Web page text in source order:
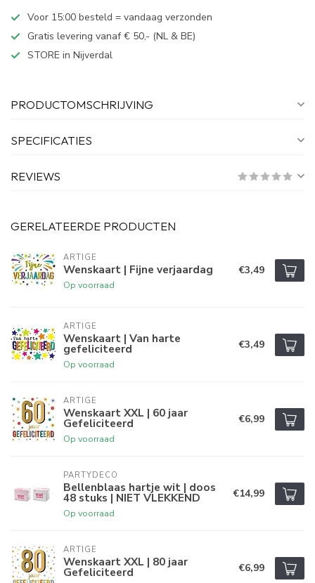
Voor 15:00 besteld = vandaag verzonden
Gratis levering vanaf € 50,- (NL & BE)
STORE in Nijverdal
PRODUCTOMSCHRIJVING
SPECIFICATIES
REVIEWS
GERELATEERDE PRODUCTEN
ARTIGE
Wenskaart | Fijne verjaardag
Op voorraad
€3,49
ARTIGE
Wenskaart | Van harte
gefeliciteerd
Op voorraad
€3,49
ARTIGE
Wenskaart XXL | 60 jaar
Gefeliciteerd
Op voorraad
€6,99
PARTYDECO
Bellenblaas hartje wit | doos
48 stuks | NIET VLEKKEND
Op voorraad
€14,99
ARTIGE
Wenskaart XXL | 80 jaar
Gefeliciteerd €6,99